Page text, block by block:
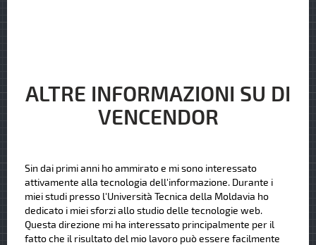
ALTRE INFORMAZIONI SU DI
VENCENDOR
Sin dai primi anni ho ammirato e mi sono interessato
attivamente alla tecnologia dell'informazione. Durante i
miei studi presso l'Università Tecnica della Moldavia ho
dedicato i miei sforzi allo studio delle tecnologie web.
Questa direzione mi ha interessato principalmente per il
fatto che il risultato del mio lavoro può essere facilmente